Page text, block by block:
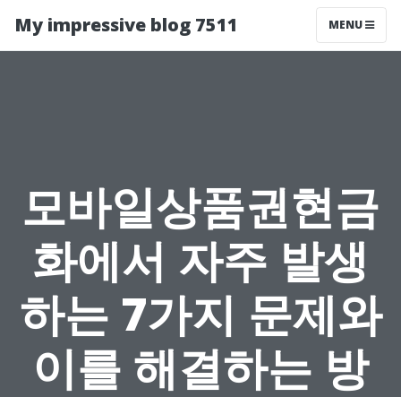
My impressive blog 7511 MENU
모바일상품권현금
화에서 자주 발생
하는 7가지 문제와
이를 해결하는 방